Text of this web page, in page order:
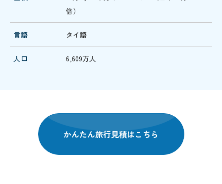
倍）
言語 タイ語
人口 6,609万人
かんたん旅行見積はこちら